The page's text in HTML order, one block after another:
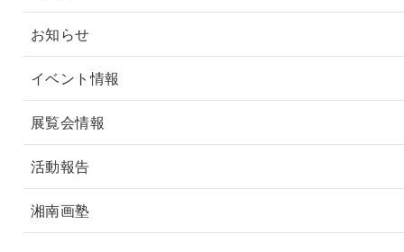
お知らせ
イベント情報
展覧会情報
活動報告
湘南画塾